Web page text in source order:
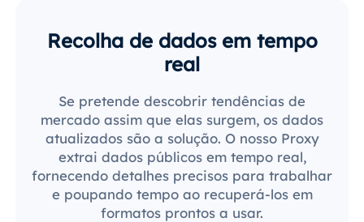
Recolha de dados em tempo
real
Se pretende descobrir tendências de
mercado assim que elas surgem, os dados
atualizados são a solução. O nosso Proxy
extrai dados públicos em tempo real,
fornecendo detalhes precisos para trabalhar
e poupando tempo ao recuperá-los em
formatos prontos a usar.